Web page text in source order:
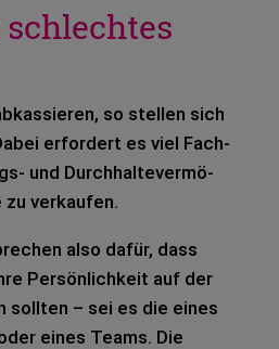
so stel­len sich
erfor­dert es viel Fach­
und Durch­hal­te­ver­mö­
zu ver­kau­fen.
also dafür, dass
Per­sön­lich­keit auf der
soll­ten – sei es die eines
eines Teams. Die